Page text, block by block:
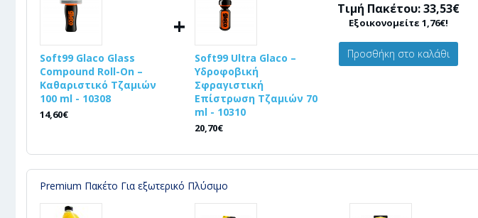
Soft99 Glaco Glass
Compound Roll-On –
Καθαριστικό Τζαμιών
100 ml - 10308
14,60€
+
Soft99 Ultra Glaco –
Υδροφοβική
Σφραγιστική
Επίστρωση Τζαμιών 70
ml - 10310
20,70€
Τιμή Πακέτου: 33,53€
Εξοικονομείτε 1,76€!
Προσθήκη στο καλάθι
Premium Πακέτο Για εξωτερικό Πλύσιμο